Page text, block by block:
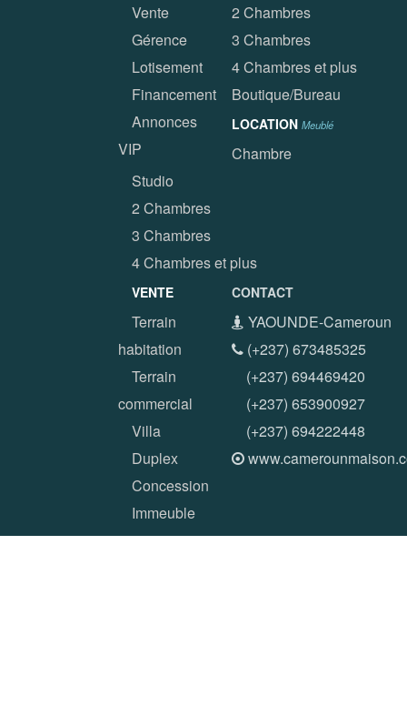
Vente
Gérence
Lotisement
Financement
Annonces
VIP
2 Chambres
3 Chambres
4 Chambres et plus
Boutique/Bureau
LOCATION Meublé
Chambre
Studio
2 Chambres
3 Chambres
4 Chambres et plus
VENTE
Terrain
habitation
Terrain
commercial
Villa
Duplex
Concession
Immeuble
CONTACT
YAOUNDE-Cameroun
(+237) 673485325
(+237) 694469420
(+237) 653900927
(+237) 694222448